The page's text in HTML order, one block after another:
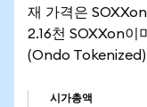
재 가격은
2.16천 SOXXon
(Ondo Tokenized)
시가총액